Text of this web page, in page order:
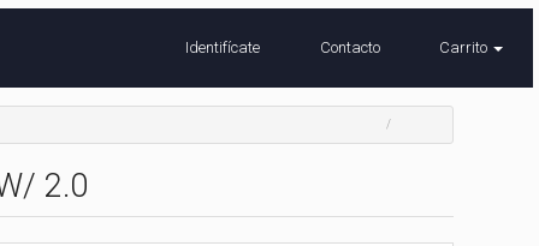
Identifícate Contacto Carrito
2.0